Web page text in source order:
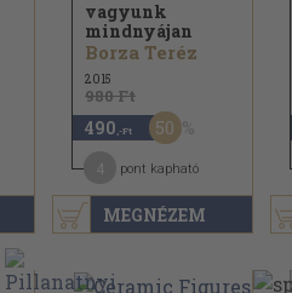
MEGNÉZEM
vagyunk
mindnyájan
Borza Teréz
2015
980 Ft
490 ,-Ft 50
pont kapható